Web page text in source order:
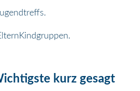
kurz gesagt